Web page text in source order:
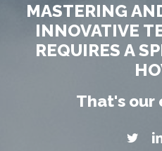
MASTERING
INNOVATIVE
REQUIRES A
That's our